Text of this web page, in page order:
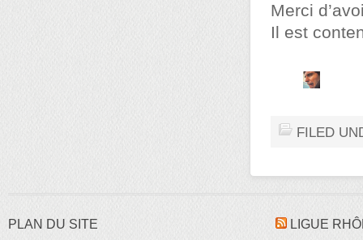
Merci
Il est
FILED
PLAN DU SITE LIGUE